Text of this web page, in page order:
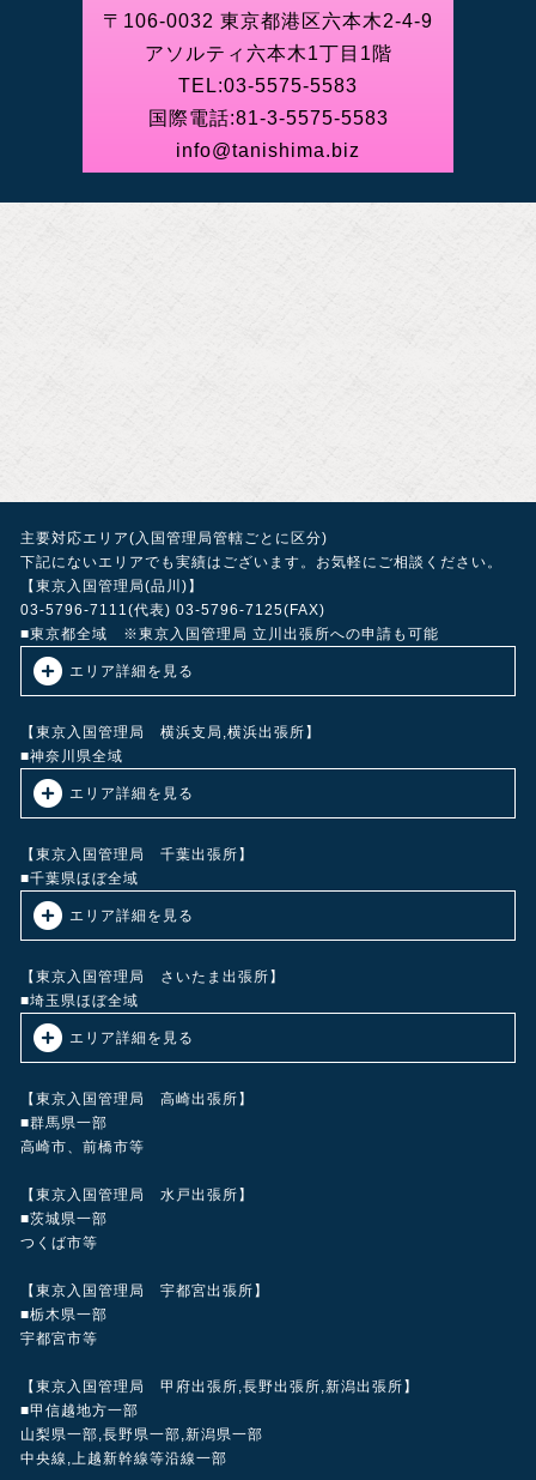
〒106-0032 東京都港区六本木2-4-9
アソルティ六本木1丁目1階
TEL:03-5575-5583
国際電話:81-3-5575-5583
info@tanishima.biz
主要対応エリア(入国管理局管轄ごとに区分)
下記にないエリアでも実績はございます。お気軽にご相談ください。
【東京入国管理局(品川)】
03-5796-7111(代表) 03-5796-7125(FAX)
■東京都全域 ※東京入国管理局 立川出張所への申請も可能
エリア詳細を見る
区・江東区・品川区・渋谷区・新宿区・杉並区・墨田区・世田谷区・
台東区・中央区・千代田区・豊島区・中野区・練馬区・文京区・港
区・目黒区） 昭島市、あきる野市、 稲城市、 青梅市、 奥多摩町、 清
瀬市、 国立市、 小金井市、 国分寺市、 小平市、 狛江市、 立川市、
山市、 東大和市、 日野市、 日の出町、 檜原村、 府中市、 福生市、
町田市、 瑞穂町、 三鷹市、 武蔵野市、 武蔵村山市等
【東京入国管理局 横浜支局,横浜出張所】
■神奈川県全域
エリア詳細を見る
区・泉区・旭区・瀬谷区・港北区・都筑区・緑区・青葉区・鶴見区・
保土ヶ谷区・神奈川区）川崎市（川崎区・幸区・中原区・高津区・宮
前区・多摩区・麻生区）、横須賀市・三浦市・逗子市・藤沢市・茅ヶ
崎市・平塚市・相模原市・秦野市・厚木市・大和市・座間市・海老名
【東京入国管理局 千葉出張所】
■千葉県ほぼ全域
エリア詳細を見る
市・野田市等
【東京入国管理局 さいたま出張所】
■埼玉県ほぼ全域
エリア詳細を見る
市、越谷市、和光市、上尾市、志木市、春日部市、朝霞市、新座市、
所沢市、川越市、入間市、蓮田市、富士見市、狭山市、行田市、東松
山市、飯能市、本庄市等
【東京入国管理局 高崎出張所】
■群馬県一部
高崎市、前橋市等
【東京入国管理局 水戸出張所】
■茨城県一部
つくば市等
【東京入国管理局 宇都宮出張所】
■栃木県一部
宇都宮市等
【東京入国管理局 甲府出張所,長野出張所,新潟出張所】
■甲信越地方一部
山梨県一部,長野県一部,新潟県一部
中央線,上越新幹線等沿線一部